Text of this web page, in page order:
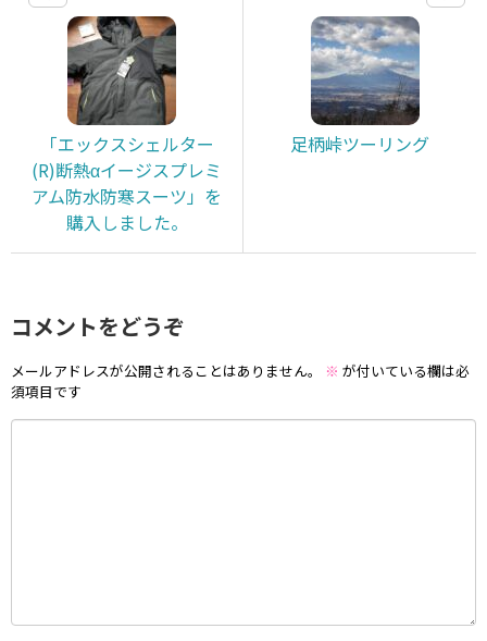
「エックスシェルター
(R)断熱αイージスプレミ
アム防水防寒スーツ」を
購入しました。
足柄峠ツーリング
コメントをどうぞ
メールアドレスが公開されることはありません。 ※ が付いている欄は必
須項目です